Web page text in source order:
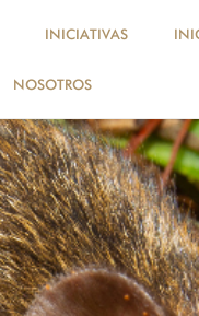
INICIATIVAS
NOSOTROS